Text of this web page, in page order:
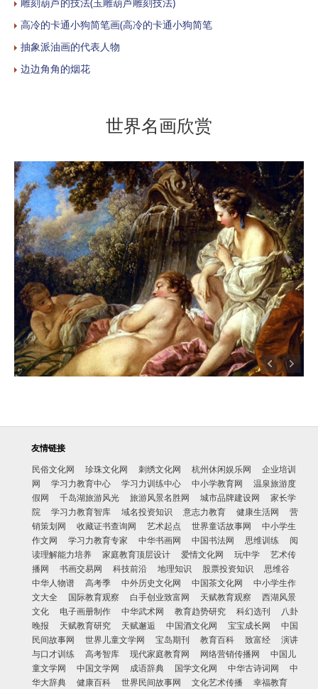
高冷的卡通小狗简笔画(高冷的卡通小狗简笔
抽象派油画的代表人物
边边角角的烟花
世界名画欣赏
友情链接
民俗文化网
珍珠文化网 刺绣文化网 杭州休闲娱乐网
企业培训
网
学习力教育中心 学习力训练中心 中小学教育网
温泉旅游度
假网
千岛湖旅游风光 旅游风景名胜网 城市品牌建设网
家长学
院
学习力教育智库 域名投资知识 意志力教育 健康生活网
营
销策划网
收藏证书查询网 艺术起点 世界童话故事网
中小学生
作文网
学习力教育专家 中华书画网 中国书法网 思维训练
阅
读理解能力培养
家庭教育顶层设计 爱情文化网 玩中学
艺术传
播网
书画交易网 科技前沿 地理知识 股票投资知识
思维谷
中华人物谱
高考季 中外历史文化网 中国茶文化网
中小学生作
文大全
国际教育观察 白手创业致富网 天赋教育观察
西湖风景
文化
电子画册制作 中华武术网 教育趋势研究 科幻选刊
八卦
晚报
天赋教育研究 天赋邂逅 中国酒文化网 宝宝成长网
中国
民间故事网
世界儿童文学网 宝岛期刊 教育百科 致富经
演讲
与口才训练
高考智库 现代家庭教育网 网络营销传播网
中国儿
童文学网
中国文学网 成语辞典 国学文化网 中华古诗词网
中
华大辞典
健康百科 世界民间故事网 文化艺术传播 幸福教育